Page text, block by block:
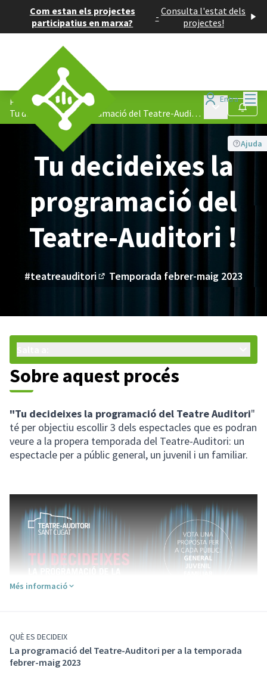
Com estan els projectes
participatius en marxa?
- Consulta l'estat dels
projectes!
Entra
Processos/
Tu decideixes la programació del Teatre-Auditori !
Menú Seguir
Ajuda
Tu decideixes la
programació del
Teatre-Auditori !
#teatreauditori
(Enllaç extern)
Temporada febrer-maig 2023
Sobre aquest procés
"Tu decideixes la programació del Teatre Auditori"
té per objectiu escollir 3 dels espectacles que es podran
veure a la propera temporada del Teatre-Auditori: un
espectacle per a públic general, un juvenil i un familiar.
D’aquesta manera, pots ser
programaciódel teatre i gaudir de les propostes com
a públic.
Més informació
QUÈ ES DECIDEIX
La programació del Teatre-Auditori per a la temporada
febrer-maig 2023